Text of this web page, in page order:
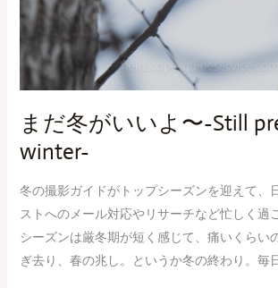
まだ冬がいいよ〜-Still
winter-
冬の撮影ガイドがトップシーズンを迎えて、
ストへのメール対応やリサーチなど忙しく過
シーズンは厳冬期が短く感じて、痛いくらい
ぎ去り、春の兆し。というか冬の終わり。毎